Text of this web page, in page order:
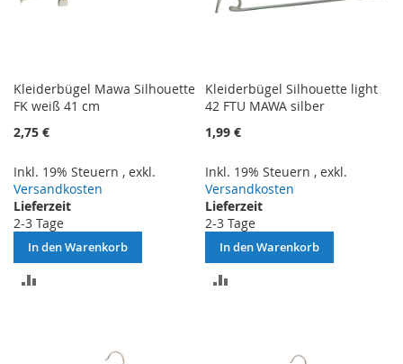
Kleiderbügel Mawa Silhouette
FK weiß 41 cm
2,75 €
Inkl. 19% Steuern , exkl.
Versandkosten
Lieferzeit
2-3 Tage
In den Warenkorb
Kleiderbügel Silhouette light
42 FTU MAWA silber
1,99 €
Inkl. 19% Steuern ,exkl.
Versandkosten
Lieferzeit
2-3 Tage
In den Warenkorb